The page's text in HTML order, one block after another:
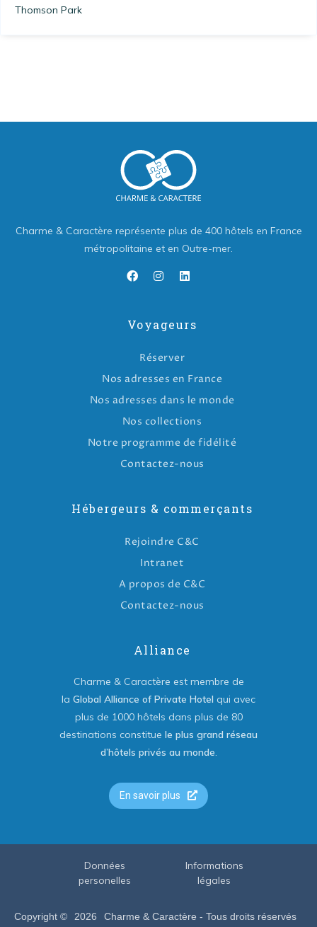
Thomson Park
Charme & Caractère représente plus de 400 hôtels en France
métropolitaine et en Outre-mer.
Voyageurs
Réserver
Nos adresses en France
Nos adresses dans le monde
Nos collections
Notre programme de fidélité
Contactez-nous
Hébergeurs & commerçants
Rejoindre C&C
Intranet
A propos de C&C
Contactez-nous
Alliance
Charme & Caractère est membre de
la Global Alliance of Private Hotel qui avec
plus de 1000 hôtels dans plus de 80
destinations constitue le plus grand réseau
d’hôtels privés au monde.
En savoir plus
Copyright © 2026 Charme & Caractère - Tous droits réservés
Données
personelles
Informations
légales